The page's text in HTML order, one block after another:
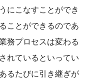
にこなすことができ
ことができるのであ
務プロセスは変わる
れているといってい
るたびに引き継ぎが